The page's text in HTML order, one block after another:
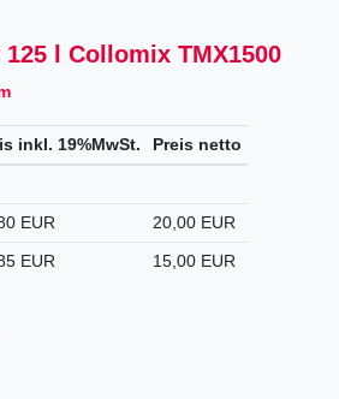
l Collomix TMX1500
inkl. 19%MwSt. Preis netto
EUR
20,00 EUR
EUR 15,00 EUR